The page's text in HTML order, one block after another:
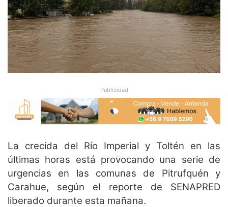
Publicidad
La crecida del Río Imperial y Toltén en las
últimas horas está provocando una serie de
urgencias en las comunas de Pitrufquén y
Carahue, según el reporte de SENAPRED
liberado durante esta mañana.